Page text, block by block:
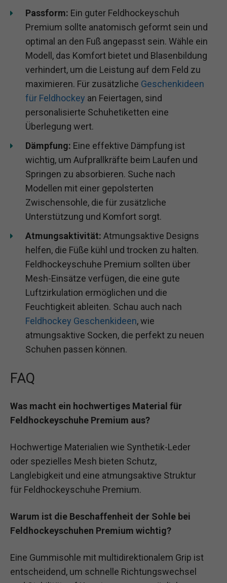
Passform: Ein guter Feldhockeyschuh
Premium sollte anatomisch geformt sein und
optimal an den Fuß angepasst sein. Wähle ein
Modell, das Komfort bietet und Blasenbildung
verhindert, um die Leistung auf dem Feld zu
maximieren. Für zusätzliche Geschenkideen
für Feldhockey an Feiertagen, sind
personalisierte Schuhetiketten eine
Überlegung wert.
Dämpfung: Eine effektive Dämpfung ist
wichtig, um Aufprallkräfte beim Laufen und
Springen zu absorbieren. Suche nach
Modellen mit einer gepolsterten
Zwischensohle, die für zusätzliche
Unterstützung und Komfort sorgt.
Atmungsaktivität: Atmungsaktive Designs
helfen, die Füße kühl und trocken zu halten.
Feldhockeyschuhe Premium sollten über
Mesh-Einsätze verfügen, die eine gute
Luftzirkulation ermöglichen und die
Feuchtigkeit ableiten. Schau auch nach
Feldhockey Geschenkideen, wie
atmungsaktive Socken, die perfekt zu neuen
Schuhen passen können.
FAQ
Was macht ein hochwertiges Material für
Feldhockeyschuhe Premium aus?
Hochwertige Materialien wie Synthetik-Leder
oder spezielles Mesh bieten Schutz,
Langlebigkeit und eine atmungsaktive Struktur
für Feldhockeyschuhe Premium.
Warum ist die Beschaffenheit der Sohle bei
Feldhockeyschuhen Premium wichtig?
Eine Gummisohle mit multidirektionalem Grip ist
entscheidend, um schnelle Richtungswechsel